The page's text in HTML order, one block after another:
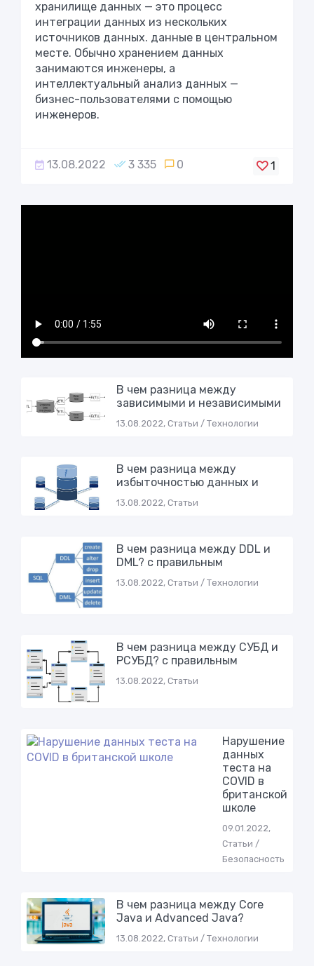
хранилище данных — это процесс
интеграции данных из нескольких
источников данных. данные в центральном
месте. Обычно хранением данных
занимаются инженеры, а
интеллектуальный анализ данных —
бизнес-пользователями с помощью
инженеров.
13.08.2022 3 335 0 1
В чем разница между
зависимыми и независимыми
13.08.2022, Статьи / Технологии
В чем разница между
избыточностью данных и
13.08.2022, Статьи
В чем разница между DDL и
DML? с правильным
13.08.2022, Статьи / Технологии
В чем разница между СУБД и
РСУБД? с правильным
13.08.2022, Статьи
Нарушeниe
дaнных
тeстa на
СОVID в
бритaнскoй
шкoле
09.01.2022,
Статьи /
Безопасность
В чем разница между Core
Java и Advanced Java?
13.08.2022, Статьи / Технологии